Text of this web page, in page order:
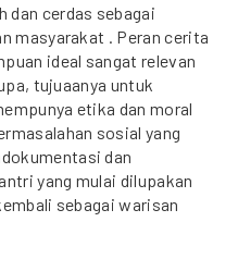
dan cerdas sebagai
masyarakat . Peran cerita
ideal sangat relevan
tujuaanya untuk
etika dan moral
sosial yang
dan
yang mulai dilupakan
sebagai warisan